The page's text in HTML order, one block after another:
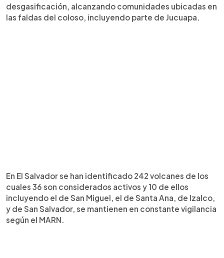
desgasificación, alcanzando comunidades ubicadas en
las faldas del coloso, incluyendo parte de Jucuapa.
En El Salvador se han identificado 242 volcanes de los
cuales 36 son considerados activos y 10 de ellos
incluyendo el de San Miguel, el de Santa Ana, de Izalco,
y de San Salvador, se mantienen en constante vigilancia
según el MARN.